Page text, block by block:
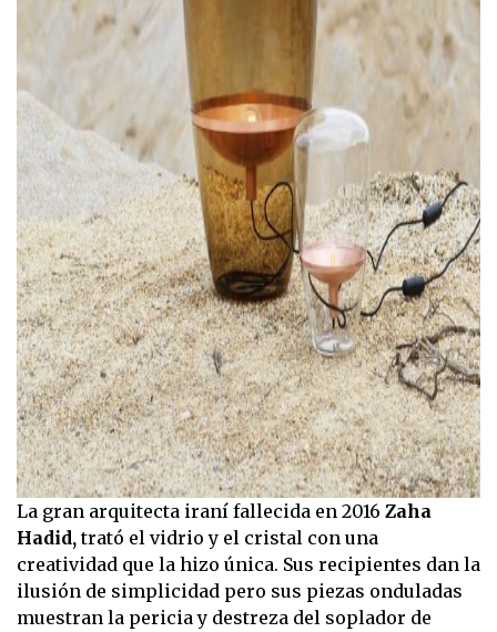
La gran arquitecta iraní fallecida en 2016 Zaha
Hadid,trató el vidrio y el cristal con una
creatividad que la hizo única. Sus recipientes dan la
ilusión de simplicidad pero sus piezas onduladas
muestran la pericia y destreza del soplador de